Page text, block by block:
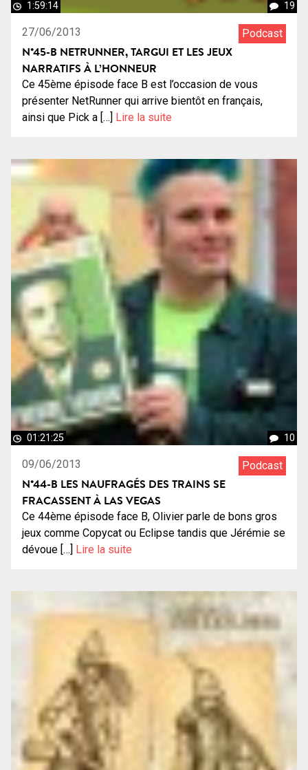
1:59:14 19
27/06/2013 Podcast
N°45-B NETRUNNER, TARGUI ET LES JEUX
NARRATIFS À L’HONNEUR
Ce 45ème épisode face B est l’occasion de vous
présenter NetRunner qui arrive bientôt en français,
ainsi que Pick a […] Lire la suite
01:21:25 10
09/06/2013 Podcast
N°44-B LES NAUFRAGÉS DES TRAINS SE
FRACASSENT À LAS VEGAS
Ce 44ème épisode face B, Olivier parle de bons gros
jeux comme Copycat ou Eclipse tandis que Jérémie se
dévoue […] Lire la suite